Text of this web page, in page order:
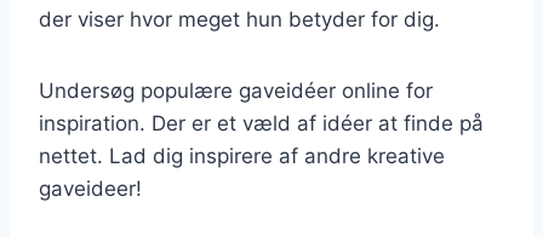
der viser hvor meget hun betyder for dig.
Undersøg populære gaveidéer online for
inspiration. Der er et væld af idéer at finde på
nettet. Lad dig inspirere af andre kreative
gaveideer!